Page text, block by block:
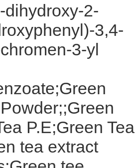
dihydroxy-2-
3,4-
3-yl
P.E;Green Tea
tea extract